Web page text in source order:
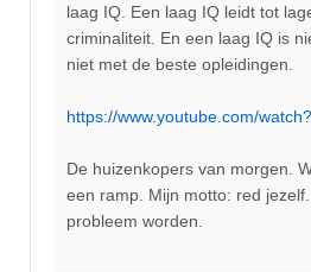
laag IQ. Een laag IQ leidt tot
criminaliteit. En een laag IQ is
niet met de beste opleidingen.
https://www.youtube.com/
De huizenkopers van morgen.
een ramp. Mijn motto: red
probleem worden.